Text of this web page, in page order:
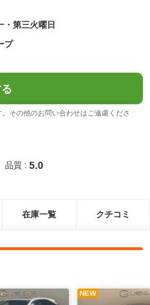
・第三火曜日
プ
その他のお問い合わせはご遠慮くださ
品質 : 5.0
在庫一覧 クチコミ
NEW